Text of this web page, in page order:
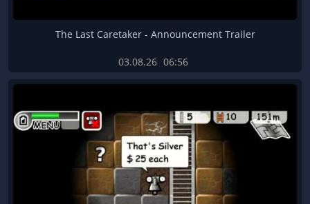
The Last Caretaker - Announcement Trailer
03.08.26 06:56